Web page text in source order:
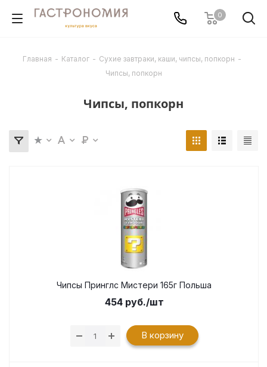
0
Главная - Каталог - Сухие завтраки, каши, чипсы, попкорн -
Чипсы, попкорн
Чипсы, попкорн
Чипсы Принглс Мистери 165г Польша
454руб./шт
В корзину